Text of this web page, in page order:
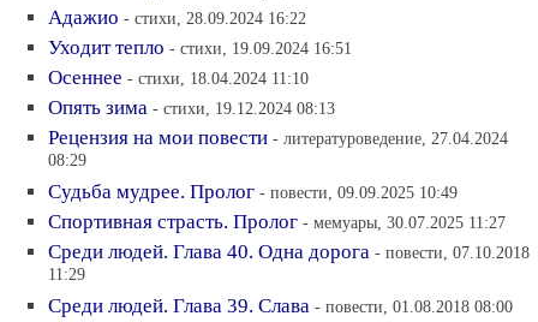
Адажио - стихи, 28.09.2024 16:22
Уходит тепло - стихи, 19.09.2024 16:51
Осеннее - стихи, 18.04.2024 11:10
Опять зима - стихи, 19.12.2024 08:13
Рецензия на мои повести - литературоведение, 27.04.2024
08:29
Судьба мудрее. Пролог - повести, 09.09.2025 10:49
Спортивная страсть. Пролог - мемуары, 30.07.2025 11:27
Среди людей. Глава 40. Одна дорога - повести, 07.10.2018
11:29
Среди людей. Глава 39. Слава - повести, 01.08.2018 08:00